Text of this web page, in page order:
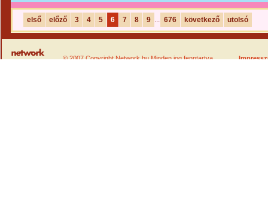
első előző 3 4 5 6 7 8 9 ... 676 következő utolsó
© 2007 Copyright Network.hu Minden jog fenntartva.